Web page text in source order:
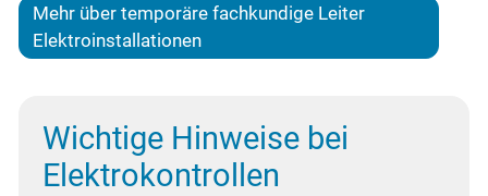
Mehr über temporäre fachkundige Leiter
Elektroinstallationen
Wichtige Hinweise bei
Elektrokontrollen